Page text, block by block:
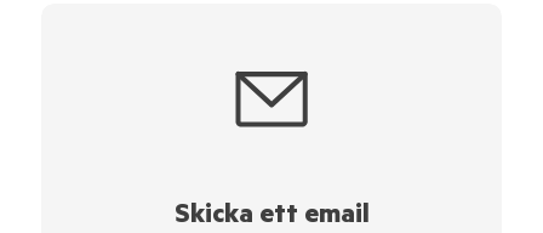
Skicka ett email